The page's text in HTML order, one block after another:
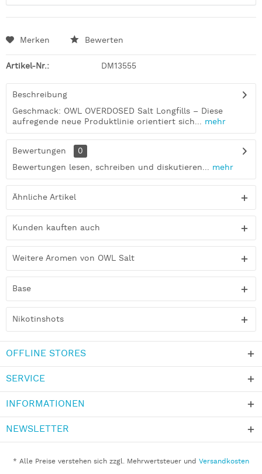
Merken Bewerten
Artikel-Nr.: DM13555
Beschreibung
Geschmack: OWL OVERDOSED Salt Longfills – Diese
aufregende neue Produktlinie orientiert sich... mehr
Bewertungen
0
Bewertungen lesen, schreiben und diskutieren... mehr
Ähnliche Artikel
Kunden kauften auch
Weitere Aromen von OWL Salt
Base
Nikotinshots
OFFLINE STORES
SERVICE
INFORMATIONEN
NEWSLETTER
* Alle Preise verstehen sich zzgl. Mehrwertsteuer und Versandkosten